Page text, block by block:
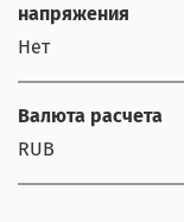
напряжения
Нет
Валюта расчета
RUB